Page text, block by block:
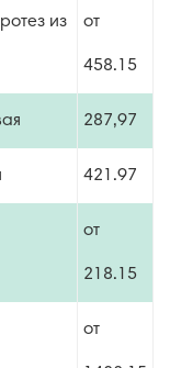
из от
458.15
287,97
421.97
от
218.15
от